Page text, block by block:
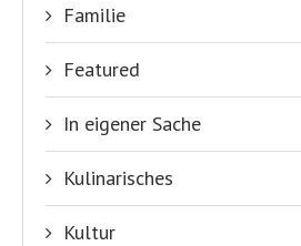
Familie
Featured
In eigener Sache
Kulinarisches
Kultur